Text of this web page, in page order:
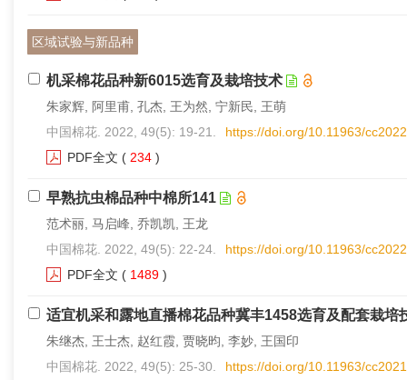
区域试验与新品种
机采棉花品种新6015选育及栽培技术
朱家辉, 阿里甫, 孔杰, 王为然, 宁新民, 王萌
中国棉花. 2022, 49(5): 19-21.
https://doi.org/10.11963/
PDF全文 ( 234 )
早熟抗虫棉品种中棉所141
范术丽, 马启峰, 乔凯凯, 王龙
中国棉花. 2022, 49(5): 22-24.
https://doi.org/10.11963/
PDF全文 ( 1489 )
适宜机采和露地直播棉花品种冀丰1458选育及配套栽培
朱继杰, 王士杰, 赵红霞, 贾晓昀, 李妙, 王国印
中国棉花. 2022, 49(5): 25-30.
https://doi.org/10.11963/